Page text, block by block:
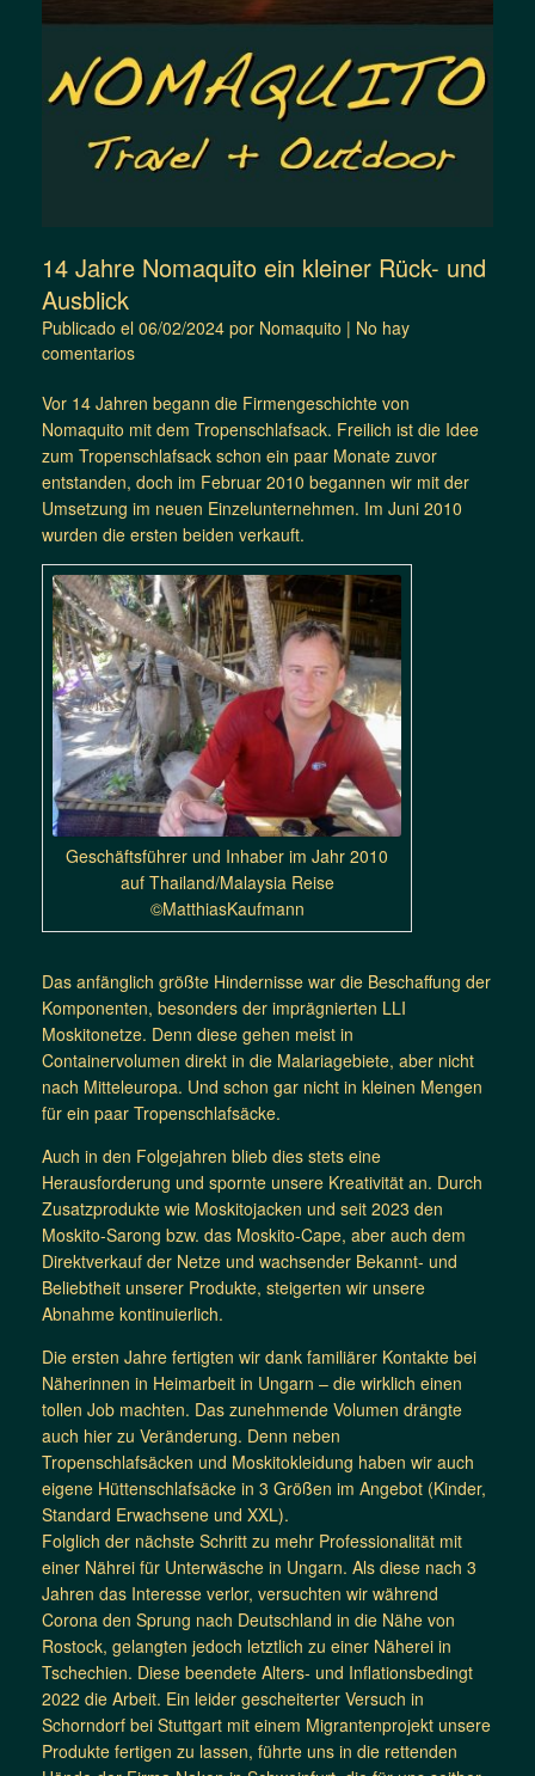
14 Jahre Nomaquito ein kleiner Rück- und
Ausblick
Publicado el 06/02/2024 por Nomaquito | No hay
comentarios
Vor 14 Jahren begann die Firmengeschichte von
Nomaquito mit dem Tropenschlafsack. Freilich ist die Idee
zum Tropenschlafsack schon ein paar Monate zuvor
entstanden, doch im Februar 2010 begannen wir mit der
Umsetzung im neuen Einzelunternehmen. Im Juni 2010
wurden die ersten beiden verkauft.
Geschäftsführer und Inhaber im Jahr 2010
auf Thailand/Malaysia Reise
©MatthiasKaufmann
Das anfänglich größte Hindernisse war die Beschaffung der
Komponenten, besonders der imprägnierten LLI
Moskitonetze. Denn diese gehen meist in
Containervolumen direkt in die Malariagebiete, aber nicht
nach Mitteleuropa. Und schon gar nicht in kleinen Mengen
für ein paar Tropenschlafsäcke.
Auch in den Folgejahren blieb dies stets eine
Herausforderung und spornte unsere Kreativität an. Durch
Zusatzprodukte wie Moskitojacken und seit 2023 den
Moskito-Sarong bzw. das Moskito-Cape, aber auch dem
Direktverkauf der Netze und wachsender Bekannt- und
Beliebtheit unserer Produkte, steigerten wir unsere
Abnahme kontinuierlich.
Die ersten Jahre fertigten wir dank familiärer Kontakte bei
Näherinnen in Heimarbeit in Ungarn – die wirklich einen
tollen Job machten. Das zunehmende Volumen drängte
auch hier zu Veränderung. Denn neben
Tropenschlafsäcken und Moskitokleidung haben wir auch
eigene Hüttenschlafsäcke in 3 Größen im Angebot (Kinder,
Standard Erwachsene und XXL).
Folglich der nächste Schritt zu mehr Professionalität mit
einer Nährei für Unterwäsche in Ungarn. Als diese nach 3
Jahren das Interesse verlor, versuchten wir während
Corona den Sprung nach Deutschland in die Nähe von
Rostock, gelangten jedoch letztlich zu einer Näherei in
Tschechien. Diese beendete Alters- und Inflationsbedingt
2022 die Arbeit. Ein leider gescheiterter Versuch in
Schorndorf bei Stuttgart mit einem Migrantenprojekt unsere
Produkte fertigen zu lassen, führte uns in die rettenden